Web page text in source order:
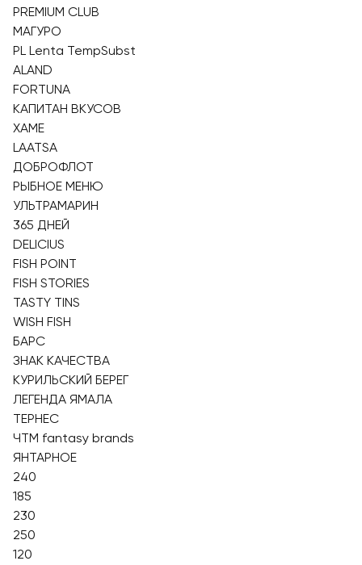
PREMIUM CLUB
МАГУРО
PL Lenta TempSubst
ALAND
FORTUNA
КАПИТАН ВКУСОВ
ХАМЕ
LAATSA
ДОБРОФЛОТ
РЫБНОЕ МЕНЮ
УЛЬТРАМАРИН
365 ДНЕЙ
DELICIUS
FISH POINT
FISH STORIES
TASTY TINS
WISH FISH
БАРС
ЗНАК КАЧЕСТВА
КУРИЛЬСКИЙ БЕРЕГ
ЛЕГЕНДА ЯМАЛА
ТЕРНЕС
ЧТМ fantasy brands
ЯНТАРНОЕ
240
185
230
250
120